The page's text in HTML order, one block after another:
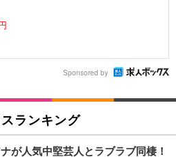
Sponsored by
ランキング
が人気中堅芸人とラブラブ同棲！